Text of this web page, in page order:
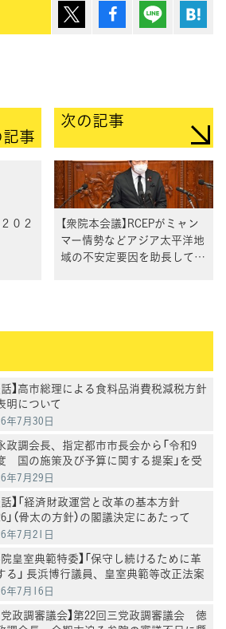
ポスト シェア Lineで送
事
０２
次の記事
【衆院本会議】RCEPがミャン
マー情勢などアジア太平洋地
域の不安定要因を助長しては
話】高市総理による食料品消費税減税方針
明について
年7月30日
政調会長、指定都市市長会から「令和9
国の施策及び予算に関する提案」を受
意見交換
年7月29日
話】「経済財政運営と改革の基本方針
」（骨太の方針）の閣議決定にあたって
年7月21日
院皇室典範特委】「保守し続けるために革
る」 長浜博行議員、皇室典範等改正法案
論
年7月16日
党政調審議会】第22回三党政調審議会 徳